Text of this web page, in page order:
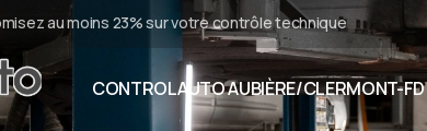
au moins 23% sur votre contrôle technique
CONTROLAUTO AUBIÈRE/CLERMONT-FD